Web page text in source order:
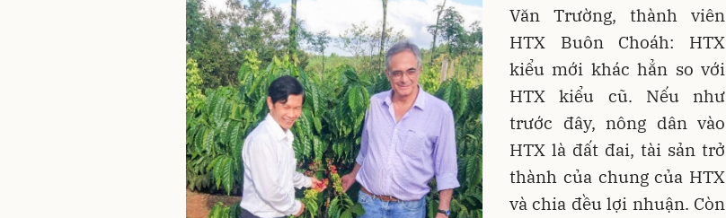
Văn Trường, thành viên
HTX Buôn Choáh: HTX
kiểu mới khác hẳn so với
HTX kiểu cũ. Nếu như
trước đây, nông dân vào
HTX là đất đai, tài sản trở
thành của chung của HTX
và chia đều lợi nhuận. Còn